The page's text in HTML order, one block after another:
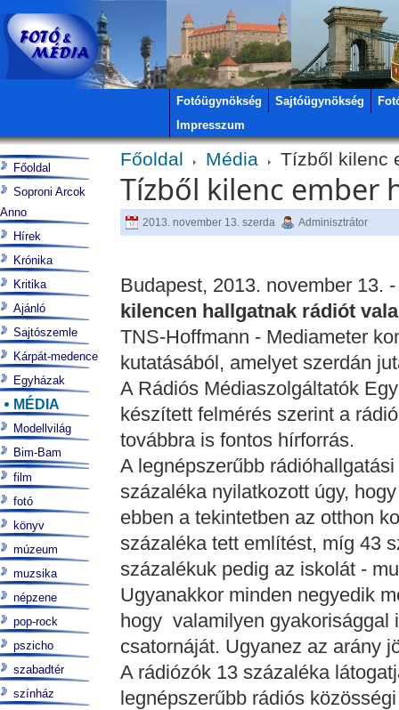
Fotóügynökség Sajtóügynökség
Impresszum
Főoldal Média Tízből kilenc
Tízből kilenc ember
2013. november 13. szerda Adminisztrátor
Budapest, 2013. november 13.
kilencen hallgatnak rádiót
TNS-Hoffmann - Mediameter
kutatásából, amelyet szerdán
A Rádiós Médiaszolgáltatók
készített felmérés szerint a
továbbra is fontos hírforrás.
A legnépszerűbb
százaléka nyilatkozott úgy,
ebben a tekintetben az otthon
százaléka tett említést, míg 43
százalékuk pedig az iskolát -
Ugyanakkor minden negyedik
hogy valamilyen gyakorisággal
csatornáját. Ugyanez az arány
A rádiózók 13 százaléka
legnépszerűbb rádiós
Főoldal
Soproni Arcok
Anno
Hírek
Krónika
Kritika
Ajánló
Sajtószemle
Kárpát-medence
Egyházak
MÉDIA
Modellvilág
Bim-Bam
film
fotó
könyv
múzeum
muzsika
népzene
pop-rock
pszicho
szabadtér
színház